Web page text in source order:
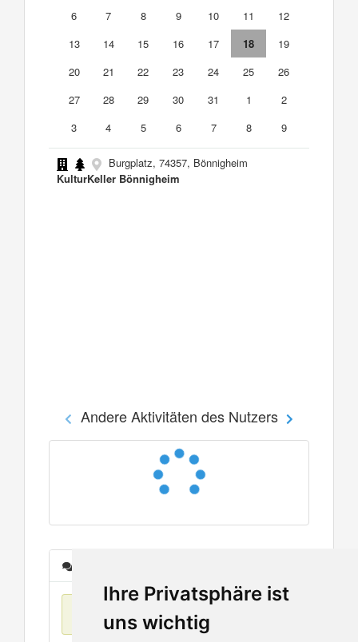
Ihre Privatsphäre ist
uns wichtig
6
7 8 9 10 11
12
13
14 15 16 17 18
19
20
21 22 23 24 25
26
27
28 29 30 31 1
2
3
4 5 6 7 8 9
Burgplatz, 74357, Bönnigheim
KulturKeller Bönnigheim
Andere Aktivitäten des Nutzers
Keine Einträge